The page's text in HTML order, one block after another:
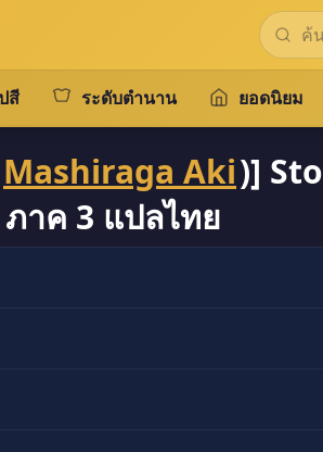
สี ระดับตำนาน ยอดนิยม
Mashiraga Aki)]
าค 3 แปลไทย